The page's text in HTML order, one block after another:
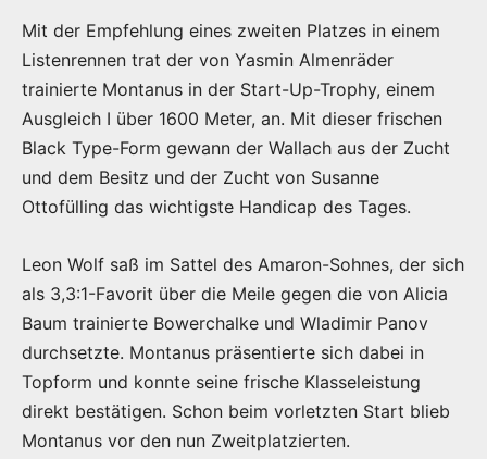
Mit der Empfehlung eines zweiten Platzes in einem
Listenrennen trat der von Yasmin Almenräder
trainierte Montanus in der Start-Up-Trophy, einem
Ausgleich I über 1600 Meter, an. Mit dieser frischen
Black Type-Form gewann der Wallach aus der Zucht
und dem Besitz und der Zucht von Susanne
Ottofülling das wichtigste Handicap des Tages.
Leon Wolf saß im Sattel des Amaron-Sohnes, der sich
als 3,3:1-Favorit über die Meile gegen die von Alicia
Baum trainierte Bowerchalke und Wladimir Panov
durchsetzte. Montanus präsentierte sich dabei in
Topform und konnte seine frische Klasseleistung
direkt bestätigen. Schon beim vorletzten Start blieb
Montanus vor den nun Zweitplatzierten.